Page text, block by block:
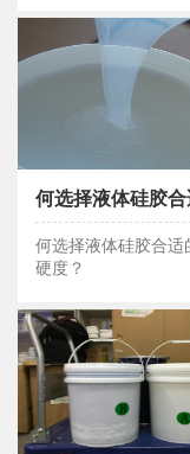
何选择液体硅胶合适的邵氏硬度？
何选择液体硅胶合适
硬度？